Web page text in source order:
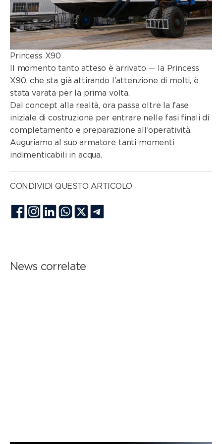
CLASSE S
CLASSE V
CLASSE C
Princess X90
Il momento tanto atteso è arrivato — la Princess
X90, che sta già attirando l’attenzione di molti, è
stata varata per la prima volta.
Dal concept alla realtà, ora passa oltre la fase
iniziale di costruzione per entrare nelle fasi finali di
completamento e preparazione all’operatività.
Auguriamo al suo armatore tanti momenti
indimenticabili in acqua.
CONDIVIDI QUESTO ARTICOLO
News correlate